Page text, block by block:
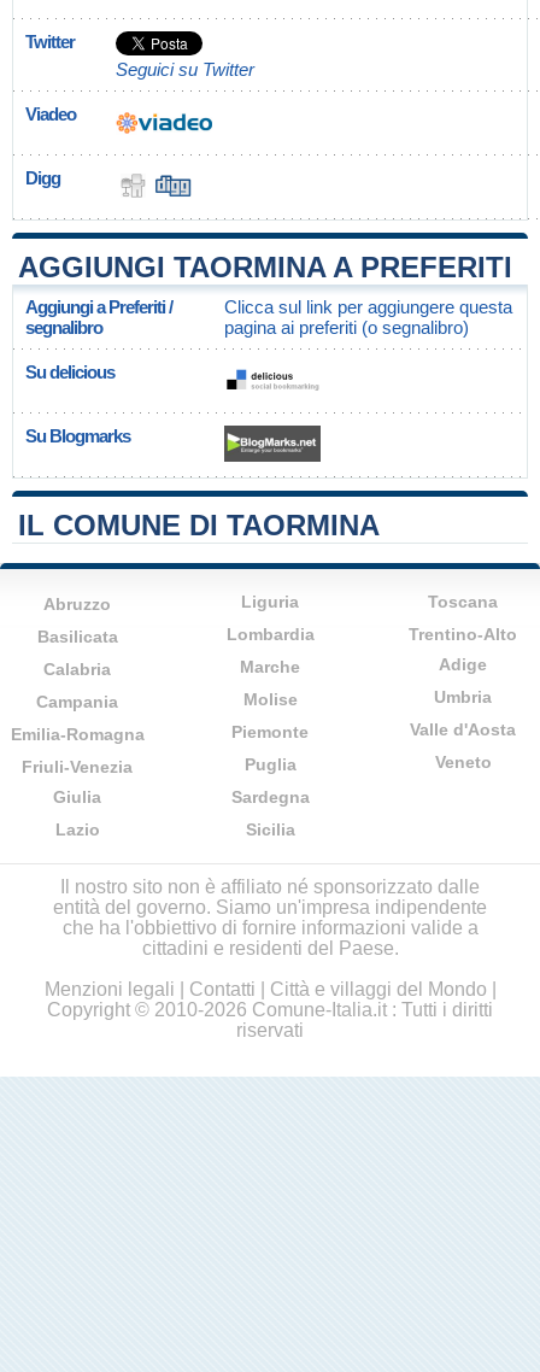
Twitter
Seguici su Twitter
Viadeo
Digg
AGGIUNGI TAORMINA A PREFERITI
Aggiungi a Preferiti /
segnalibro
Clicca sul link per aggiungere questa
pagina ai preferiti (o segnalibro)
Su delicious
Su Blogmarks
IL COMUNE DI TAORMINA
Abruzzo
Basilicata
Calabria
Campania
Emilia-Romagna
Friuli-Venezia
Giulia
Lazio
Liguria
Lombardia
Marche
Molise
Piemonte
Puglia
Sardegna
Sicilia
Toscana
Trentino-Alto
Adige
Umbria
Valle d'Aosta
Veneto
Il nostro sito non è affiliato né sponsorizzato dalle
entità del governo. Siamo un'impresa indipendente
che ha l'obbiettivo di fornire informazioni valide a
cittadini e residenti del Paese.
Menzioni legali
Contatti Città e villaggi del Mondo
Copyright © 2010-2026 Comune-Italia.it : Tutti i diritti
riservati